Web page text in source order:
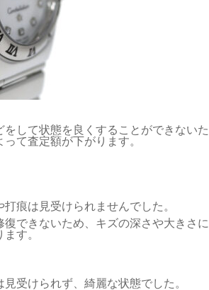
して状態を良くすることができないた
て査定額が下がります。
痕は見受けられませんでした。
復できないため、キズの深さや大きさに
す。
受けられず、綺麗な状態でした。